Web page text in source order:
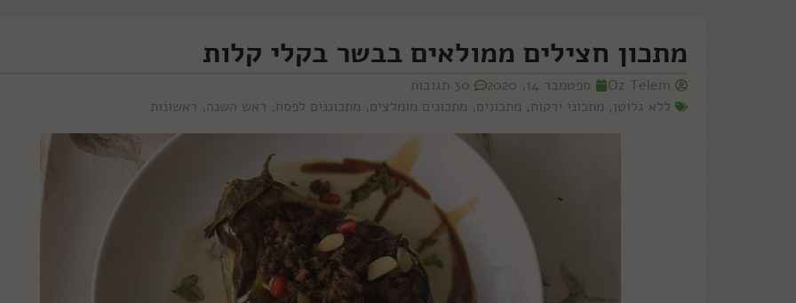
מתכון חצילים ממולאים בבשר בקלי קלות
Oz Telem ספטמבר 14, 2020
30 תגובות
ללא גלוטן, מתכוני ירקות, מתכונים, מתכונים מומלצים, מתכוננים לפסח, ראש השנה, ראשונות